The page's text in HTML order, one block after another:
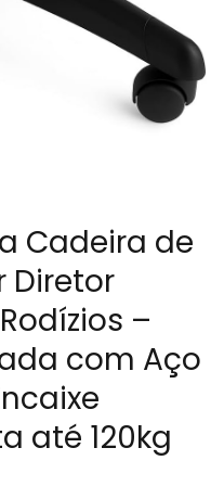
Cadeira de
Diretor
–
com Aço
até 120kg